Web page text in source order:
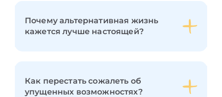
Почему альтернативная жизнь
кажется лучше настоящей?
Как перестать сожалеть об
упущенных возможностях?